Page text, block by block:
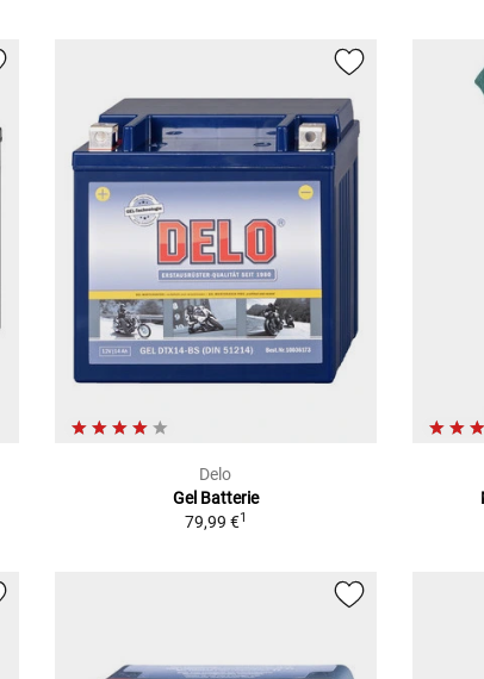
Delo
Gel Batterie
79,99 €1